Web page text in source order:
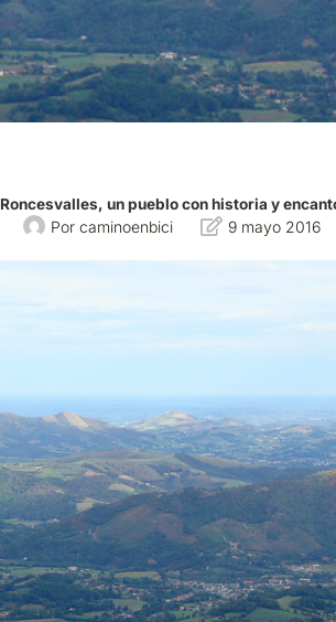
Roncesvalles, un pueblo con historia y
Porcaminoenbici 9 mayo 2016